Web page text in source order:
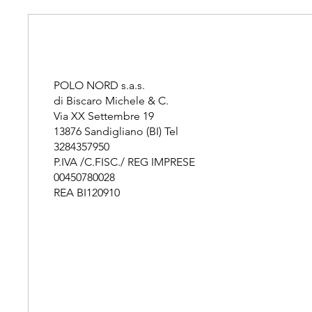
POLO NORD s.a.s.
di Biscaro Michele & C.
Via XX Settembre 19
13876 Sandigliano (BI) Tel
3284357950
P.IVA /C.FISC./ REG IMPRESE
00450780028
REA BI120910